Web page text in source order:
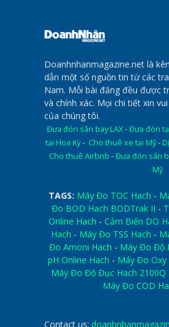
Doanhnhanmagazine.net là
dẫn một số nguồn tin từ các
Nam. Mỗi bài đăng đều được
và chính xác. Mọi chi tiết xin
của chúng tôi.
Đưa đón sân bay LAX-Đưa đón
tại Hoa Kỳ- Cho thuê xe tại Mỹ-
Cho thuê Airbnb -Đưa đón sân
Mỹ
TAGS: Máy Đo TOC Hach -
Đo BOD Hach BODTrak II -
Online Hach - Cảm Biến DO
Hach - Máy Đo TSS Hach -
Đo Amoni Hach - Máy Đo Độ
pH Online Hach - Máy Đo Oxy
Máy Đo Độ Đục Hach 2100Q
Máy Đo COD
Contact us: